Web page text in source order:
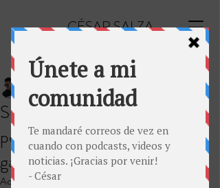
CÉSAR SALZA
Suscríbete a Happyland, el
podcast de coaching LGBT-
gay en español
22 may 2020 1 min de lectura
Actualizado:2 jun 2020